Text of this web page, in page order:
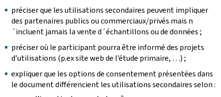
préciser que les utilisations secondaires peuvent impliquer
des partenaires publics ou commerciaux/privés mais n
´incluent jamais la vente d´échantillons ou de données ;
préciser où le participant pourra être informé des projets
d’utilisations (p.ex site web de l’étude primaire, …) ;
expliquer que les options de consentement présentées dans
le document différencient les utilisations secondaires selon :